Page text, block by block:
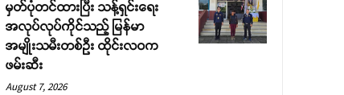
မှတ်ပုံတင်ထားပြီး သန့်ရှင်းရေး
အလုပ်လုပ်ကိုင်သည့် မြန်မာ
အမျိုးသမီးတစ်ဦး ထိုင်းလဝက
ဖမ်းဆီး
August 7, 2026